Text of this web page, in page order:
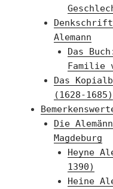
Alemann
Das
Familie
Das
(1628-1685)
Die
Magdeburg
Heyne
1390)
Heine